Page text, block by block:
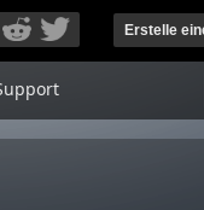
Erstelle